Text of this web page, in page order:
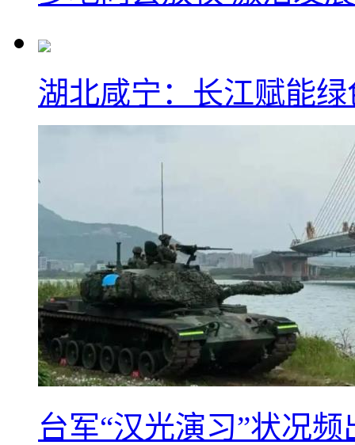
湖北咸宁：长江赋能
台军“汉光演习”状况